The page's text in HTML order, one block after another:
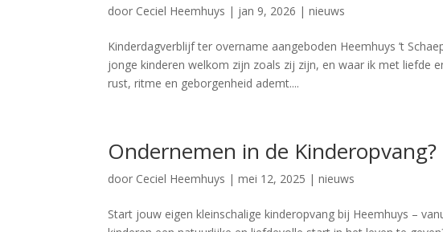
door Ceciel Heemhuys | jan 9, 2026 |nieuws
Kinderdagverblijf ter overname aangeboden Heemhuys ’t
jonge kinderen welkom zijn zoals zij zijn, en waar ik met liefde
rust, ritme en geborgenheid ademt....
Ondernemen in de Kinderopvang?
door Ceciel Heemhuys |mei 12, 2025 |nieuws
Start jouw eigen kleinschalige kinderopvang bij Heemhuys –